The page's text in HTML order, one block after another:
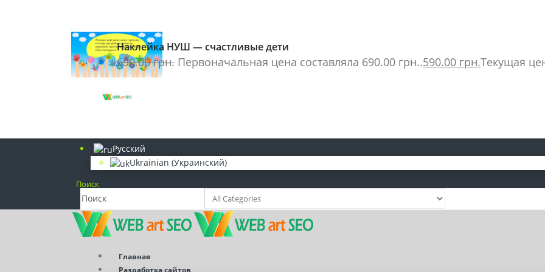
(093) 249-40-84
Розробка сайтів. SEO просування
info@webart-seo.com
Русский
Ukrainian (Украинский)
Поиск
Главная
Наклейка НУШ — счастливые дети
690.00грн. Первоначальная цена составляла 690.00 грн..590.00 грн.Текущая